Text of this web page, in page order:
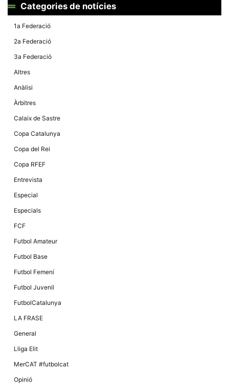
Categories de notícies
1a Federació
2a Federació
3a Federació
Altres
Anàlisi
Àrbitres
Calaix de Sastre
Copa Catalunya
Copa del Rei
Copa RFEF
Entrevista
Especial
Especials
FCF
Futbol Amateur
Futbol Base
Futbol Femení
Futbol Juvenil
FutbolCatalunya
LA FRASE
General
Lliga Elit
MerCAT #futbolcat
Opinió